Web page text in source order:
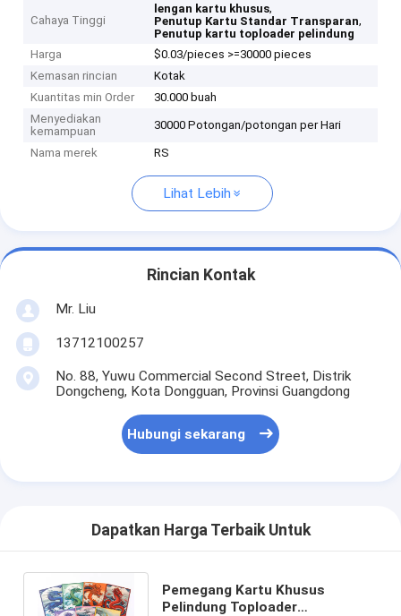
Cahaya Tinggi
lengan kartu khusus,
Penutup Kartu Standar Transparan,
Penutup kartu toploader pelindung
Harga
$0.03/pieces >=30000 pieces
Kemasan rincian
Kotak
Kuantitas min Order
30.000 buah
Menyediakan
kemampuan
30000 Potongan/potongan per Hari
Nama merek RS
Lihat Lebih
Rincian Kontak
Mr. Liu
13712100257
No. 88, Yuwu Commercial Second Street, Distrik
Dongcheng, Kota Dongguan, Provinsi Guangdong
Hubungi sekarang
Dapatkan Harga Terbaik Untuk
Pemegang Kartu Khusus
Pelindung Toploader